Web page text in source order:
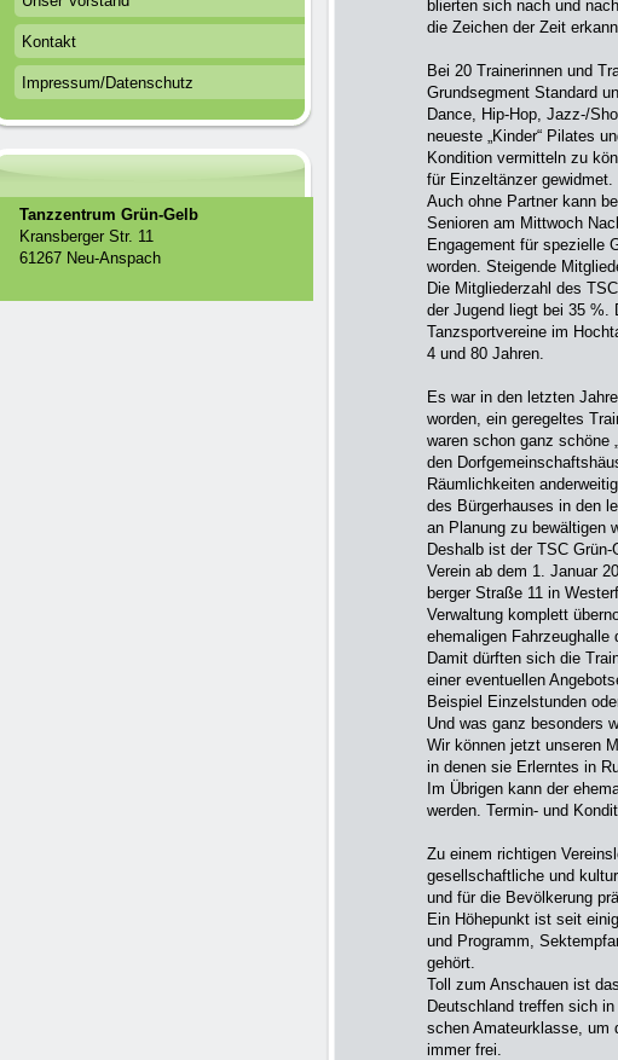
blierten sich nach und
die Zeichen der Zeit
Bei 20 Trainerinnen und
Grundsegment Standard
Dance, Hip-Hop, Jazz-/
neueste „Kinder“ Pila­tes
Kondi­tion ver­mitteln zu
für Einzeltänzer gewidmet.
Auch ohne Partner kann
Senioren am Mittwoch
Engagement für spezielle
worden. Steigende
Die Mitgliederzahl des
der Ju­gend liegt bei 35 %.
Tanzsportvereine im
4 und 80 Jahren.
Es war in den letzten
worden, ein geregeltes
waren schon ganz schöne
den
Räum­lichkeiten
des Bürgerhauses in den
an Planung zu bewältigen
Deshalb ist der TSC
Verein ab dem 1. Januar
berger Straße 11 in
Verwaltung kom­plett
ehema­ligen Fahrzeughalle
Damit dürften sich die
einer eventuellen
Beispiel Einzelstunden
Und was ganz besonders
Wir können jetzt unseren
in denen sie Erlerntes in
Im Übrigen kann der
werden. Termin- und
Zu einem richtigen
gesellschaftliche und
und für die Bevölkerung
Ein Höhepunkt ist seit
und Programm,
gehört.
Toll zum Anschauen ist
Deutschland treffen sich
schen Amateurklasse, um
immer frei.
Kontakt
Impressum/Datenschutz
Tanzzentrum Grün-Gelb
Kransberger Str. 11
61267 Neu-Anspach